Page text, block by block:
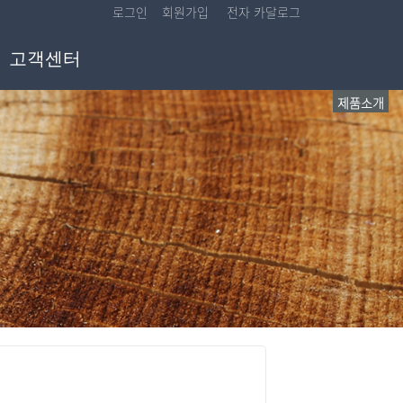
로그인 회원가입 전자 카달로그
고객센터
제품소개